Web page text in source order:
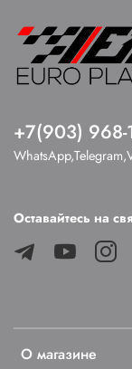
О магазине
+7(903) 968-
Оставайтесь на